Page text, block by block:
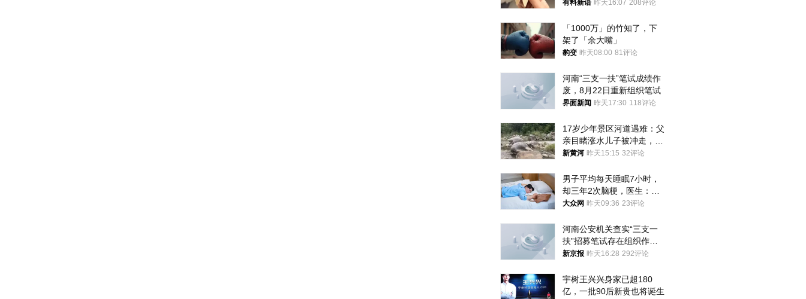
有料新语 昨天16:07 208评论
「1000万」的竹知了，下
架了「余大嘴」
豹变 昨天08:00 81评论
河南“三支一扶”笔试成绩作
废，8月22日重新组织笔试
界面新闻 昨天17:30 118评论
17岁少年景区河道遇难：父
亲目睹涨水儿子被冲走，当
地排除上游泄洪，家属盼厘
新黄河 昨天15:15 32评论
男子平均每天睡眠7小时，
却三年2次脑梗，医生：这
样睡觉更伤身
大众网 昨天09:36 23评论
河南公安机关查实“三支一
扶”招募笔试存在组织作弊
犯罪行为
新京报 昨天16:28 292评论
宇树王兴兴身家已超180
亿，一批90后新贵也将诞生